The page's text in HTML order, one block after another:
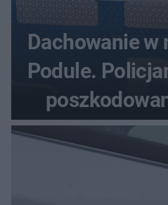
Dachowanie
Podule.